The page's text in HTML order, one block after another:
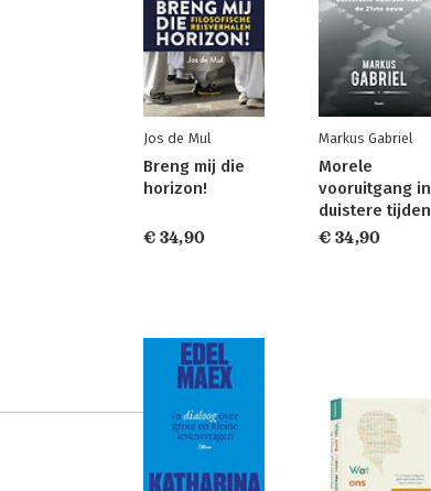
Jos de Mul
Breng mij die
horizon!
€ 34,90
Markus Gabriel
Morele
vooruitgang in
duistere tijden
€ 34,90